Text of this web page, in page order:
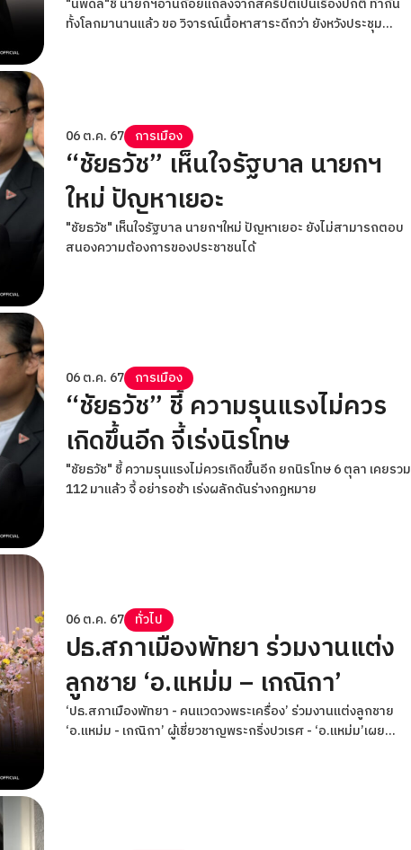
ทั้งโลกมานานแล้ว ขอ วิจารณ์เนื้อหาสาระดีกว่า ยังหวังประชุม
06 ต.ค. 67 การเมือง
“ชัยธวัช” เห็นใจรัฐบาล นายกฯ
ใหม่ ปัญหาเยอะ
"ชัยธวัช" เห็นใจรัฐบาล นายกฯใหม่ ปัญหาเยอะ ยังไม่สามารถตอบ
สนองความต้องการของประชาชนได้
06 ต.ค. 67 การเมือง
“ชัยธวัช” ชี้ ความรุนแรงไม่ควร
เกิดขึ้นอีก จี้เร่งนิรโทษ
"ชัยธวัช" ชี้ ความรุนแรงไม่ควรเกิดขึ้นอีก ยกนิรโทษ 6 ตุลา เคยรวม
112 มาแล้ว จี้ อย่ารอช้า เร่งผลักดันร่างกฏหมาย
06 ต.ค. 67 ทั่วไป
ปธ.สภาเมืองพัทยา ร่วมงานแต่ง
ลูกชาย ‘อ.แหม่ม – เกณิกา’
‘ปธ.สภาเมืองพัทยา - คนแวดวงพระเครื่อง’ ร่วมงานแต่งลูกชาย
‘อ.แหม่ม - เกณิกา’ ผู้เชี่ยวชาญพระกริ่งปวเรศ - ‘อ.แหม่ม’เผย